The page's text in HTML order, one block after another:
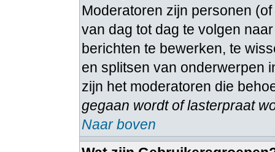
Moderatoren zijn personen
van dag tot dag te volgen
berichten te bewerken, te
en splitsen van onderwerpen
zijn het moderatoren die
gegaan wordt of lasterpraat
Naar boven